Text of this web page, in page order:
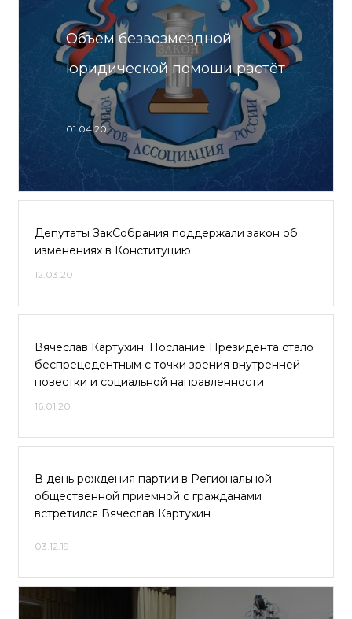
Объем безвозмездной
юридической помощи растёт
01.04.20
Депутаты ЗакСобрания поддержали закон об
изменениях в Конституцию
12.03.20
Вячеслав Картухин: Послание Президента стало
беспрецедентным с точки зрения внутренней
повестки и социальной направленности
16.01.20
В день рождения партии в Региональной
общественной приемной с гражданами
встретился Вячеслав Картухин
03.12.19